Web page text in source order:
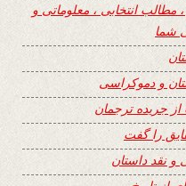
مطالب انتخابی ، معلوماتی و
شما
و دموکراسی
از جریده ترجمان
را گفت
نقد داستان